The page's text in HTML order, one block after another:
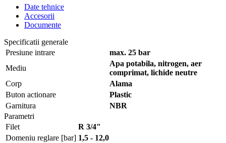
Date tehnice
Accesorii
Documente
Specificatii generale
Presiune intrare
max. 25 bar
Mediu
Apa potabila, nitrogen, aer
comprimat, lichide neutre
Corp
Alama
Buton actionare
Plastic
Garnitura
NBR
Parametri
Filet
R 3/4"
Domeniu reglare [bar] 1,5 - 12,0